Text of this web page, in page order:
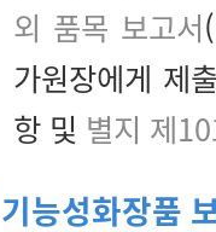
외 품목 보고서
가원장에게 제
항 및 별지 제
기능성화장품